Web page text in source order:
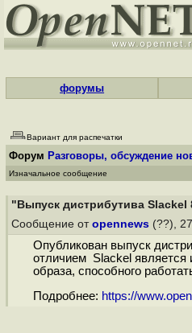
форумы
Вариант для распечатки
Форум Разговоры, обсуждение
Изначальное сообщение
"Выпуск дистрибутива Slackel
Сообщение от opennews (??),
Опубликован выпуск
отличием Slackel является
образа, способного
Подробнее: https://